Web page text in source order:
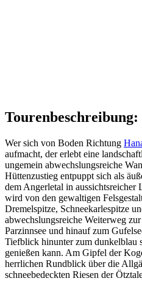
Tourenbeschreibung:
Wer sich von Boden Richtung
aufmacht, der erlebt eine
ungemein abwechslungsreiche
Hüttenzustieg entpuppt sich als
dem Angerletal in aussichtsreicher
wird von den gewaltigen
Dremelspitze, Schneekarlespitze
abwechslungsreiche Weiterweg
Parzinnsee und hinauf zum
Tiefblick hinunter zum dunkelblau
genießen kann. Am Gipfel der
herrlichen Rundblick über die
schneebedeckten Riesen der